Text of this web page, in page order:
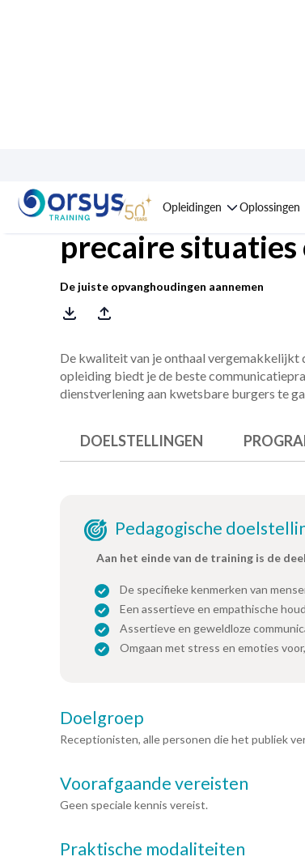
Opleidingen Oplossingen
Opleiding :
precaire situaties
De juiste opvanghoudingen aannemen
De kwaliteit van je onthaal vergemakkelijkt
opleiding biedt je de beste
dienstverlening aan kwetsbare burgers te
DOELSTELLINGEN
Pedagogische
Aan het einde van de training is de
De specifieke kenmerken van
Een assertieve en empathische
Assertieve en geweldloze
Omgaan met stress en emoties
Doelgroep
Receptionisten, alle personen die het publiek
Voorafgaande vereisten
Geen speciale kennis vereist.
Praktische modaliteiten